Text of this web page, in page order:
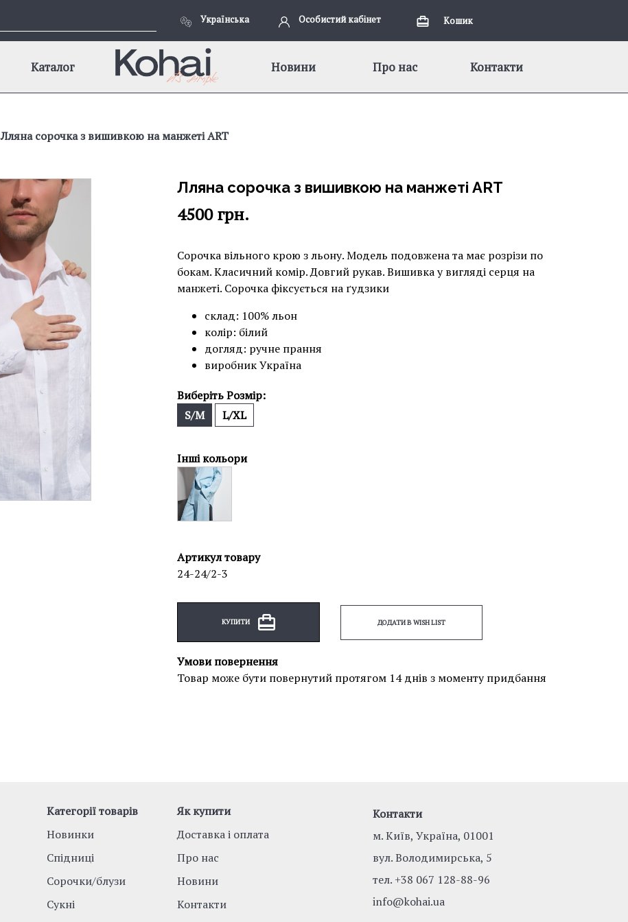
Українська Особистий кабiнет Кошик
Каталог Новини Про нас Контакти
Лляна сорочка з вишивкою на манжеті ART
Лляна сорочка з вишивкою на манжеті ART
4500грн.
Сорочка вільного крою з льону. Модель подовжена та має розрізи по
бокам. Класичний комір. Довгий рукав. Вишивка у вигляді серця на
манжеті. Сорочка фіксується на ґудзики
склад: 100% льон
колір: білий
догляд: ручне прання
виробник Україна
Виберіть Розмір:
S/M
L/XL
Інші кольори
Артикул товару
24-24/2-3
КУПИТИ ДОДАТИ В WISH LIST
Умови повернення
Товар може бути повернутий протягом 14 днів з моменту придбання
Категорії товарів
Новинки
Спідниці
Сорочки/блузи
Сукні
Як купити
Доставка і оплата
Про нас
Новини
Контакти
Контакти
м. Київ, Україна, 01001
вул. Володимирська, 5
тел. +38 067 128-88-96
info@kohai.ua